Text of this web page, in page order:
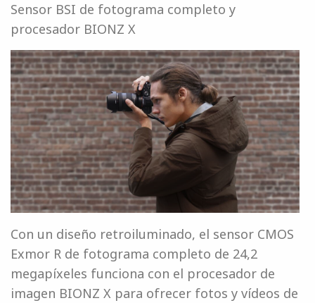
Sensor BSI de fotograma completo y
procesador BIONZ X
Con un diseño retroiluminado, el sensor CMOS
Exmor R de fotograma completo de 24,2
megapíxeles funciona con el procesador de
imagen BIONZ X para ofrecer fotos y vídeos de